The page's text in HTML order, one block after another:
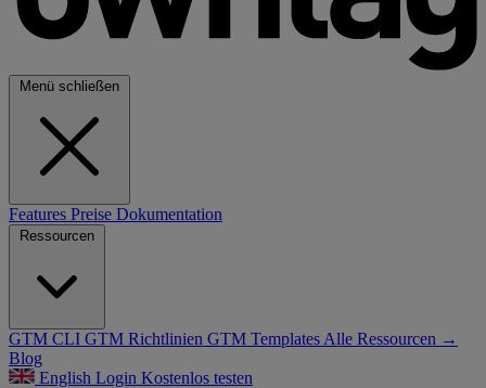
Menü schließen
Features Preise Dokumentation
GTM CLI GTM Richtlinien GTM Templates Alle Ressourcen →
Blog
English Login Kostenlos testen